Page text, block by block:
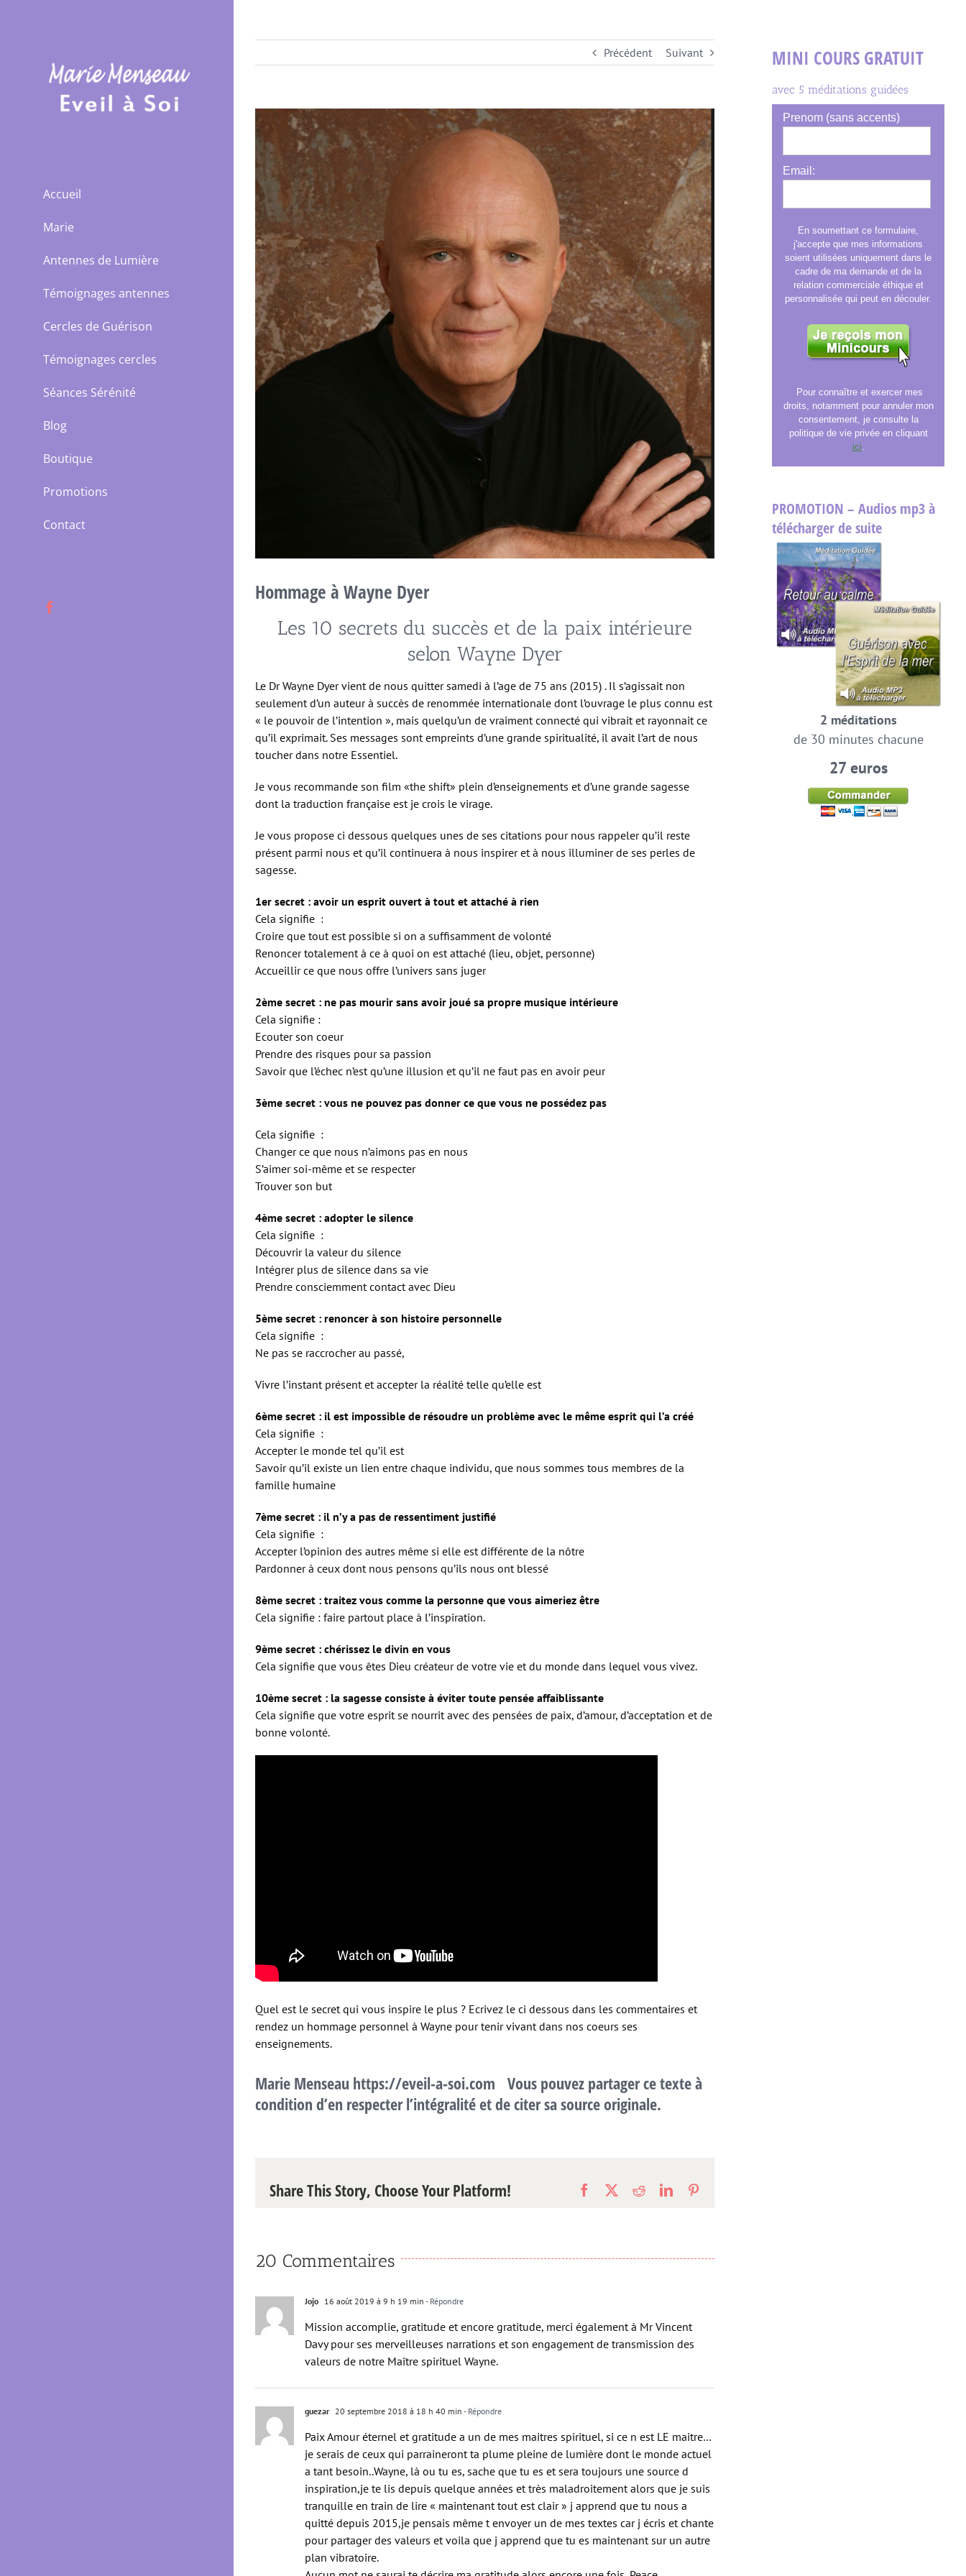
Accueil
Marie
Antennes de Lumière
Témoignages antennes
Cercles de Guérison
Témoignages cercles
Séances Sérénité
Blog
Boutique
Promotions
Contact
Précédent Suivant
Hommage à Wayne Dyer
Les 10 secrets du succès et de la paix intérieure
selon Wayne Dyer
Le Dr Wayne Dyer vient de nous quitter samedi à l’age de 75 ans (2015) . Il s’agissait non
seulement d’un auteur à succès de renommée internationale dont l’ouvrage le plus connu est
« le pouvoir de l’intention », mais quelqu’un de vraiment connecté qui vibrait et rayonnait ce
qu’il exprimait. Ses messages sont empreints d’une grande spiritualité, il avait l’art de nous
toucher dans notre Essentiel.
Je vous recommande son film «the shift» plein d’enseignements et d’une grande sagesse
dont la traduction française est je crois le virage.
Je vous propose ci dessous quelques unes de ses citations pour nous rappeler qu’il reste
présent parmi nous et qu’il continuera à nous inspirer et à nous illuminer de ses perles de
sagesse.
1er secret : avoir un esprit ouvert à tout et attaché à rien
Cela signifie :
Croire que tout est possible si on a suffisamment de volonté
Renoncer totalement à ce à quoi on est attaché (lieu, objet, personne)
Accueillir ce que nous offre l’univers sans juger
2ème secret : ne pas mourir sans avoir joué sa propre musique intérieure
Cela signifie :
Ecouter son coeur
Prendre des risques pour sa passion
Savoir que l’échec n’est qu’une illusion et qu’il ne faut pas en avoir peur
3ème secret : vous ne pouvez pas donner ce que vous ne possédez pas
Cela signifie :
Changer ce que nous n’aimons pas en nous
S’aimer soi-même et se respecter
Trouver son but
4ème secret : adopter le silence
Cela signifie :
Découvrir la valeur du silence
Intégrer plus de silence dans sa vie
Prendre consciemment contact avec Dieu
5ème secret : renoncer à son histoire personnelle
Cela signifie :
Ne pas se raccrocher au passé,
Vivre l’instant présent et accepter la réalité telle qu’elle est
6ème secret : il est impossible de résoudre un problème avec le même esprit qui l’a créé
Cela signifie :
Accepter le monde tel qu’il est
Savoir qu’il existe un lien entre chaque individu, que nous sommes tous membres de la
famille humaine
7ème secret : il n’y a pas de ressentiment justifié
Cela signifie :
Accepter l’opinion des autres même si elle est différente de la nôtre
Pardonner à ceux dont nous pensons qu’ils nous ont blessé
8ème secret : traitez vous comme la personne que vous aimeriez être
Cela signifie : faire partout place à l’inspiration.
9ème secret : chérissez le divin en vous
Cela signifie que vous êtes Dieu créateur de votre vie et du monde dans lequel vous vivez.
10ème secret : la sagesse consiste à éviter toute pensée affaiblissante
Cela signifie que votre esprit se nourrit avec des pensées de paix, d’amour, d’acceptation et de
bonne volonté.
Quel est le secret qui vous inspire le plus ? Ecrivez le ci dessous dans les commentaires et
rendez un hommage personnel à Wayne pour tenir vivant dans nos coeurs ses
enseignements.
Marie Menseau https://eveil-a-soi.com Vous pouvez partager ce texte à
condition d’en respecter l’intégralité et de citer sa source originale.
Share This Story, Choose Your Platform! Facebook RedditLinkedIn
20 Commentaires
Jojo 16 août 2019 à 9 h 19 min - Répondre
Mission accomplie, gratitude et encore gratitude, merci également à Mr Vincent
Davy pour ses merveilleuses narrations et son engagement de transmission des
valeurs de notre Maître spirituel Wayne.
guezar 20 septembre 2018 à 18 h 40 min - Répondre
Paix Amour éternel et gratitude a un de mes maitres spirituel, si ce n est LE maitre…
je serais de ceux qui parraineront ta plume pleine de lumière dont le monde actuel
a tant besoin..Wayne, là ou tu es, sache que tu es et sera toujours une source d
inspiration,je te lis depuis quelque années et très maladroitement alors que je suis
tranquille en train de lire « maintenant tout est clair » j apprend que tu nous a
quitté depuis 2015,je pensais même t envoyer un de mes textes car j écris et chante
pour partager des valeurs et voila que j apprend que tu es maintenant sur un autre
plan vibratoire.
MINI COURS GRATUIT
avec 5 méditations guidées
Prenom (sans accents)
Email:
En soumettant ce formulaire,
j'accepte que mes informations
soient utilisées uniquement dans le
cadre de ma demande et de la
relation commerciale éthique et
personnalisée qui peut en découler.
Pour connaître et exercer mes
droits, notamment pour annuler mon
consentement, je consulte la
politique de vie privée en cliquant
ici.
PROMOTION – Audios mp3 à
télécharger de suite
2 méditations
de 30 minutes chacune
27 euros